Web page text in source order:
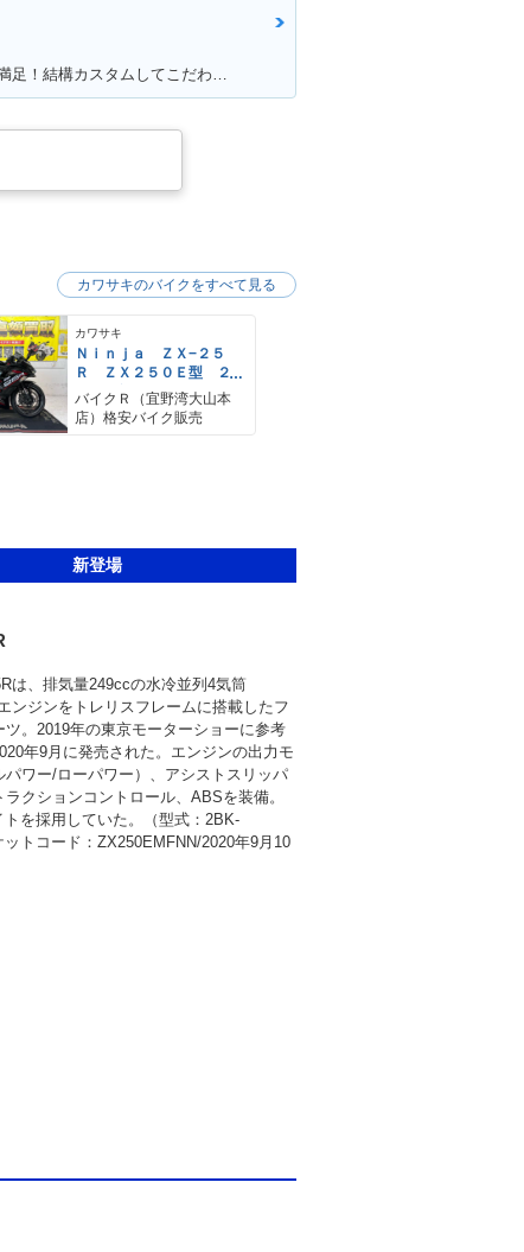
満足ポイント:かっこいいところに大満足！結構カスタムしてこだわっています！
カワサキ
Ｎｉｎｊａ ＺＸ−２５
Ｒ ＺＸ２５０Ｅ型 ２
０２１年モデル クイッ
クシフター ＥＴＣ
バイクＲ（宜野湾大山本
店）格安バイク販売
カワサキのバイクをすべて見る
新登場
は、排気量249ccの水冷並列4気筒
ンジンをトレリスフレームに搭載したフ
ツ。2019年の東京モーターショーに参考
年9月に発売された。エンジンの出力モ
パワー/ローパワー）、アシストスリッパ
クションコントロール、ABSを装備。
トを採用していた。（型式：2BK-
トコード：ZX250EMFNN/2020年9月10